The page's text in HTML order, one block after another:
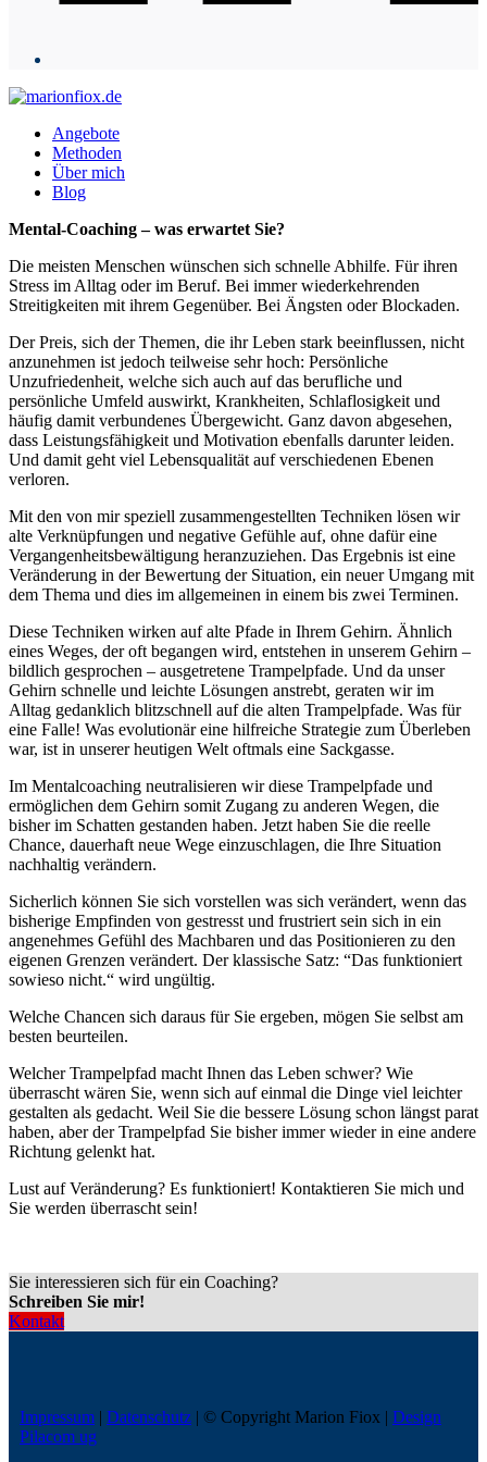
Angebote
Methoden
Über mich
Blog
Open
menu
Close
menu
Mental-Coaching – was erwartet Sie?
Die meisten Menschen wünschen sich schnelle Abhilfe. Für ihren
Stress im Alltag oder im Beruf. Bei immer wiederkehrenden
Streitigkeiten mit ihrem Gegenüber. Bei Ängsten oder Blockaden.
Der Preis, sich der Themen, die ihr Leben stark beeinflussen, nicht
anzunehmen ist jedoch teilweise sehr hoch: Persönliche
Unzufriedenheit, welche sich auch auf das berufliche und
persönliche Umfeld auswirkt, Krankheiten, Schlaflosigkeit und
häufig damit verbundenes Übergewicht. Ganz davon abgesehen,
dass Leistungsfähigkeit und Motivation ebenfalls darunter leiden.
Und damit geht viel Lebensqualität auf verschiedenen Ebenen
verloren.
Mit den von mir speziell zusammengestellten Techniken lösen wir
alte Verknüpfungen und negative Gefühle auf, ohne dafür eine
Vergangenheitsbewältigung heranzuziehen. Das Ergebnis ist eine
Veränderung in der Bewertung der Situation, ein neuer Umgang mit
dem Thema und dies im allgemeinen in einem bis zwei Terminen.
Diese Techniken wirken auf alte Pfade in Ihrem Gehirn. Ähnlich
eines Weges, der oft begangen wird, entstehen in unserem Gehirn –
bildlich gesprochen – ausgetretene Trampelpfade. Und da unser
Gehirn schnelle und leichte Lösungen anstrebt, geraten wir im
Alltag gedanklich blitzschnell auf die alten Trampelpfade. Was für
eine Falle! Was evolutionär eine hilfreiche Strategie zum Überleben
war, ist in unserer heutigen Welt oftmals eine Sackgasse.
Im Mentalcoaching neutralisieren wir diese Trampelpfade und
ermöglichen dem Gehirn somit Zugang zu anderen Wegen, die
bisher im Schatten gestanden haben. Jetzt haben Sie die reelle
Chance, dauerhaft neue Wege einzuschlagen, die Ihre Situation
nachhaltig verändern.
Sicherlich können Sie sich vorstellen was sich verändert, wenn das
bisherige Empfinden von gestresst und frustriert sein sich in ein
angenehmes Gefühl des Machbaren und das Positionieren zu den
eigenen Grenzen verändert. Der klassische Satz: “Das funktioniert
sowieso nicht.“ wird ungültig.
Welche Chancen sich daraus für Sie ergeben, mögen Sie selbst am
besten beurteilen.
Welcher Trampelpfad macht Ihnen das Leben schwer? Wie
überrascht wären Sie, wenn sich auf einmal die Dinge viel leichter
gestalten als gedacht. Weil Sie die bessere Lösung schon längst parat
haben, aber der Trampelpfad Sie bisher immer wieder in eine andere
Richtung gelenkt hat.
Lust auf Veränderung? Es funktioniert! Kontaktieren Sie mich und
Sie werden überrascht sein!
Sie interessieren sich für ein Coaching?
Schreiben Sie mir!
Kontakt
Impressum | Datenschutz | © Copyright Marion Fiox | Design
Pilacom ug